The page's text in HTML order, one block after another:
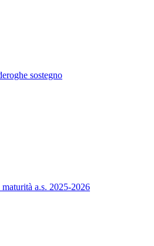
sostegno
maturità a.s. 2025-2026